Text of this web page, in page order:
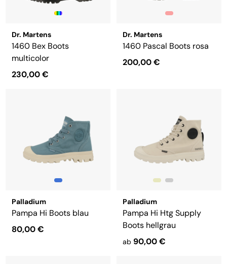
Dr. Martens
1460 Bex Boots
multicolor
230,00 €
Dr. Martens
1460 Pascal Boots rosa
200,00 €
Palladium
Pampa Hi Boots blau
80,00 €
Palladium
Pampa Hi Htg Supply
Boots hellgrau
ab 90,00 €